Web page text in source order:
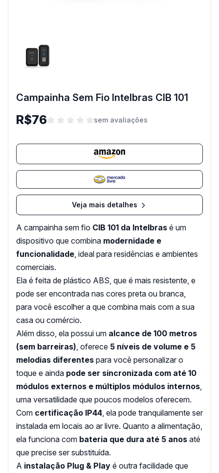
Campainha Sem Fio Intelbras CIB 101
R$76 sem avaliações
Veja mais detalhes
A campainha sem fio CIB 101 da Intelbras é um
dispositivo que combina modernidade e
funcionalidade , ideal para residências e ambientes
comerciais.
Ela é feita de plástico ABS, que é mais resistente, e
pode ser encontrada nas cores preta ou branca,
para você escolher a que combina mais com a sua
casa ou comércio.
Além disso, ela possui um alcance de 100 metros
(sem barreiras) , oferece 5 níveis de volume e 5
melodias diferentes para você personalizar o
toque e ainda pode ser sincronizada com até 10
módulos externos e múltiplos módulos internos
uma versatilidade que poucos modelos oferecem.
Com certificação IP44 , ela pode tranquilamente ser
instalada em locais ao ar livre. Quanto a alimentação,
ela funciona com bateria que dura até 5 anos até
que precise ser substituída.
A instalação Plug & Play é outra facilidade que